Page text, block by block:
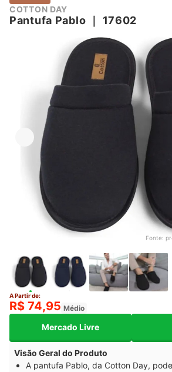
COTTON DAY
Pantufa Pablo ｜ 17602
Fonte:
A Partir de:
R$ 74,95 Médio
Mercado Livre
Visão Geral do Produto
A pantufa Pablo, da Cotton Day,